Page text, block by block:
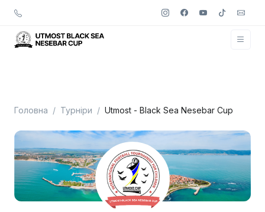
Головна Турніри Utmost - Black Sea Nesebar Cup